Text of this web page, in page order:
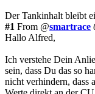
Der Tankinhalt bleibt
#1 From @smartrace
Hallo Alfred,
Ich verstehe Dein
sein, dass Du das so
nicht verhindern, dass